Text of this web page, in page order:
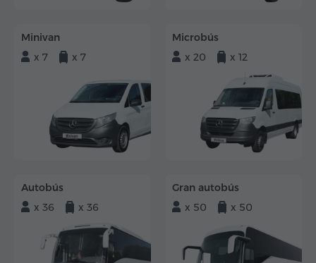
Minivan
x 7
x 7
Microbús
x 20
x 12
Autobús
x 36
x 36
Gran autobús
x 50
x 50